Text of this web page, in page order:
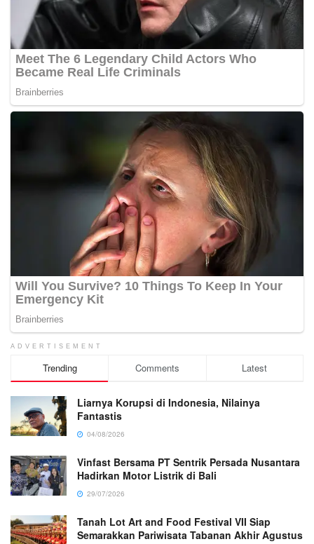
ADVERTISEMENT
Trending Comments Latest
Liarnya Korupsi di Indonesia, Nilainya
Fantastis
04/08/2026
Vinfast Bersama PT Sentrik Persada Nusantara
Hadirkan Motor Listrik di Bali
29/07/2026
Tanah Lot Art and Food Festival VII Siap
Semarakkan Pariwisata Tabanan Akhir Agustus